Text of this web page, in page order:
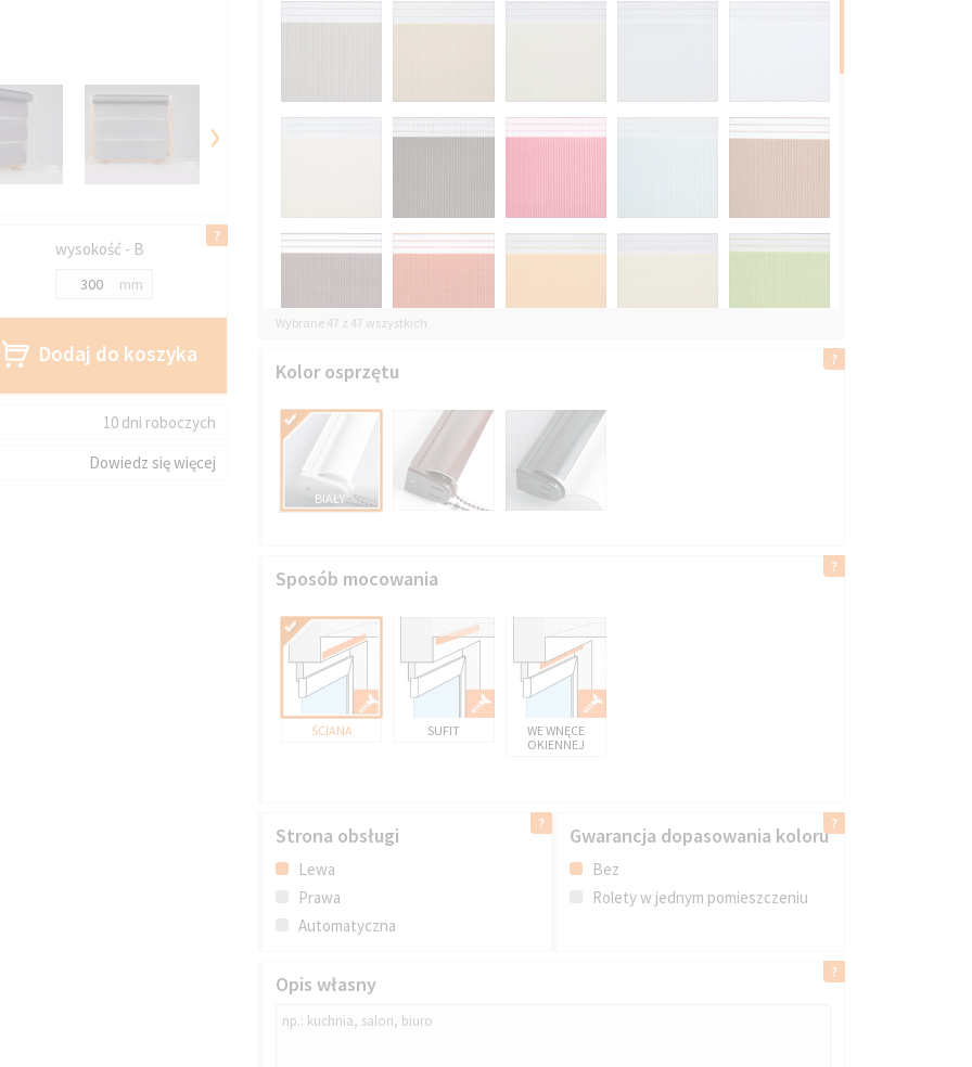
›
wysokość - B
mm
Dodaj do koszyka
10 dni roboczych
Dowiedz się więcej
Wybrane 47 z 47 wszystkich
Kolor osprzętu
BIAŁY
Sposób mocowania
ŚCIANA SUFIT
WE WNĘCE
OKIENNEJ
Strona obsługi
Lewa
Prawa
Automatyczna
Gwarancja dopasowania koloru
Bez
Rolety w jednym pomieszczeniu
Opis własny